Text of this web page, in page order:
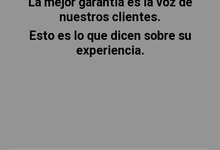
nuestros clientes.
Esto es lo que dicen sobre su
experiencia.